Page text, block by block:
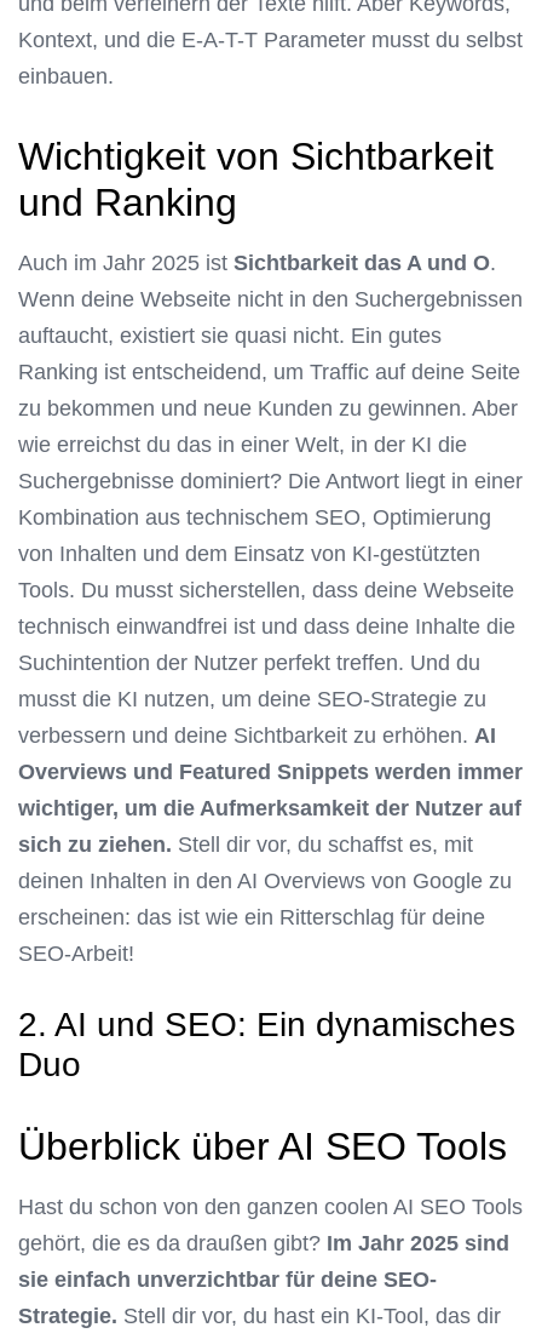
Kontext, und die E-A-T-T Parameter musst du selbst
einbauen.
Wichtigkeit von Sichtbarkeit
und Ranking
Auch im Jahr 2025 ist Sichtbarkeit das A und O.
Wenn deine Webseite nicht in den Suchergebnissen
auftaucht, existiert sie quasi nicht. Ein gutes
Ranking ist entscheidend, um Traffic auf deine Seite
zu bekommen und neue Kunden zu gewinnen. Aber
wie erreichst du das in einer Welt, in der KI die
Suchergebnisse dominiert? Die Antwort liegt in einer
Kombination aus technischem SEO, Optimierung
von Inhalten und dem Einsatz von KI-gestützten
Tools. Du musst sicherstellen, dass deine Webseite
technisch einwandfrei ist und dass deine Inhalte die
Suchintention der Nutzer perfekt treffen. Und du
musst die KI nutzen, um deine SEO-Strategie zu
verbessern und deine Sichtbarkeit zu erhöhen. AI
Overviews und Featured Snippets werden immer
wichtiger, um die Aufmerksamkeit der Nutzer auf
sich zu ziehen. Stell dir vor, du schaffst es, mit
deinen Inhalten in den AI Overviews von Google zu
erscheinen: das ist wie ein Ritterschlag für deine
SEO-Arbeit!
2. AI und SEO: Ein dynamisches
Duo
Überblick über AI SEO Tools
Hast du schon von den ganzen coolen AI SEO Tools
gehört, die es da draußen gibt? Im Jahr 2025 sind
sie einfach unverzichtbar für deine SEO-
Strategie. Stell dir vor, du hast ein KI-Tool, das dir